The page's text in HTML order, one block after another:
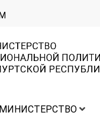
МИНИСТЕРСТВО